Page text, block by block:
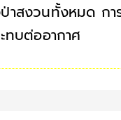
สงวนทั้งหมด กา
ทบต่ออากาศ